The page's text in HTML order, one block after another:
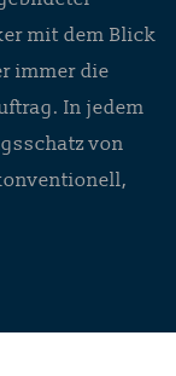
mit dem Blick
immer die
In jedem
von